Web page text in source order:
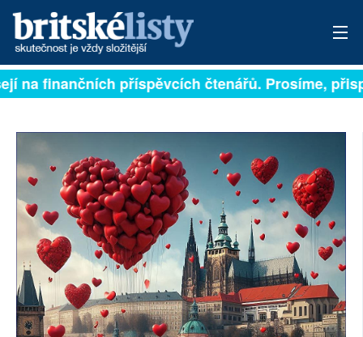
PŘIHLÁSIT
ARCHIV
ROZHOVORY
TÉMATA
NEJČTENĚJŠÍ ZA 7 DNÍ
AUTOŘI
finančních příspěvcích čtenářů. Prosíme,